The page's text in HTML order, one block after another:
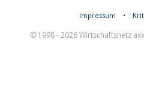
Impressum •
© 1998 - 2026 Wirtschaftsnetz